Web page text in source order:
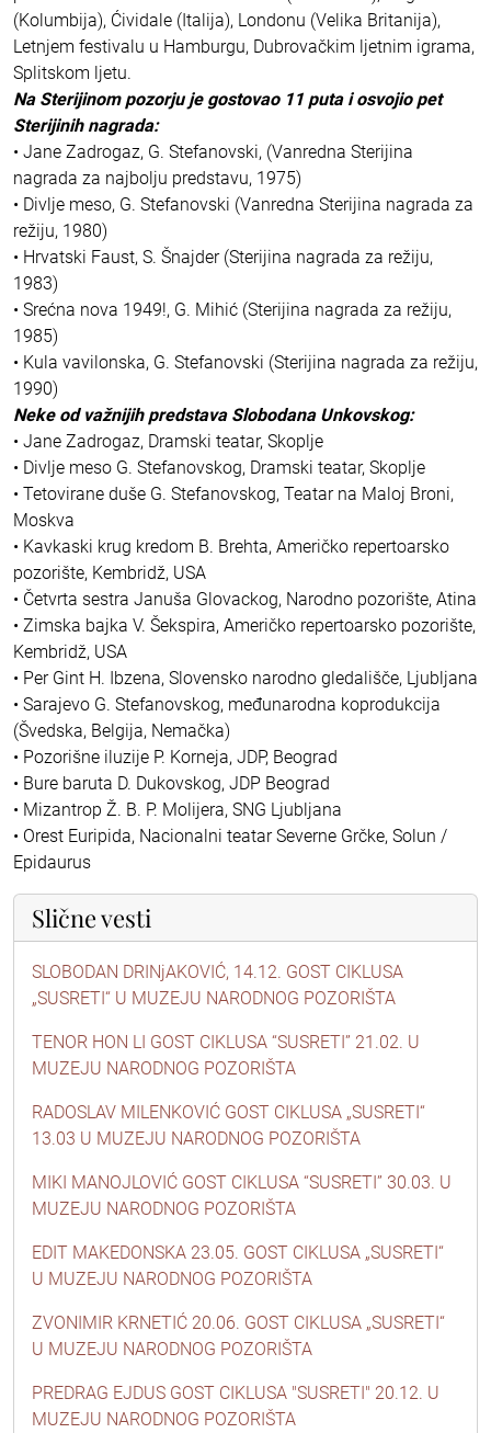
(Kolumbija), Ćividale (Italija), Londonu (Velika Britanija),
Letnjem festivalu u Hamburgu, Dubrovačkim ljetnim igrama,
Splitskom ljetu.
Na Sterijinom pozorju je gostovao 11 puta i osvojio pet
Sterijinih nagrada:
• Jane Zadrogaz, G. Stefanovski, (Vanredna Sterijina
nagrada za najbolju predstavu, 1975)
• Divlje meso, G. Stefanovski (Vanredna Sterijina nagrada za
režiju, 1980)
• Hrvatski Faust, S. Šnajder (Sterijina nagrada za režiju,
1983)
• Srećna nova 1949!, G. Mihić (Sterijina nagrada za režiju,
1985)
• Kula vavilonska, G. Stefanovski (Sterijina nagrada za režiju,
1990)
Neke od važnijih predstava Slobodana Unkovskog:
• Jane Zadrogaz, Dramski teatar, Skoplje
• Divlje meso G. Stefanovskog, Dramski teatar, Skoplje
• Tetovirane duše G. Stefanovskog, Teatar na Maloj Broni,
Moskva
• Kavkaski krug kredom B. Brehta, Američko repertoarsko
pozorište, Kembridž, USA
• Četvrta sestra Januša Glovackog, Narodno pozorište, Atina
• Zimska bajka V. Šekspira, Američko repertoarsko pozorište,
Kembridž, USA
• Per Gint H. Ibzena, Slovensko narodno gledališče, Ljubljana
• Sarajevo G. Stefanovskog, međunarodna koprodukcija
(Švedska, Belgija, Nemačka)
• Pozorišne iluzije P. Korneja, JDP, Beograd
• Bure baruta D. Dukovskog, JDP Beograd
• Mizantrop Ž. B. P. Molijera, SNG Ljubljana
• Orest Euripida, Nacionalni teatar Severne Grčke, Solun /
Epidaurus
Slične vesti
SLOBODAN DRINjAKOVIĆ, 14.12. GOST CIKLUSA
„SUSRETI“ U MUZEJU NARODNOG POZORIŠTA
TENOR HON LI GOST CIKLUSA “SUSRETI” 21.02. U
MUZEJU NARODNOG POZORIŠTA
RADOSLAV MILENKOVIĆ GOST CIKLUSA „SUSRETI“
13.03 U MUZEJU NARODNOG POZORIŠTA
MIKI MANOJLOVIĆ GOST CIKLUSA “SUSRETI” 30.03. U
MUZEJU NARODNOG POZORIŠTA
EDIT MAKEDONSKA 23.05. GOST CIKLUSA „SUSRETI“
U MUZEJU NARODNOG POZORIŠTA
ZVONIMIR KRNETIĆ 20.06. GOST CIKLUSA „SUSRETI“
U MUZEJU NARODNOG POZORIŠTA
PREDRAG EJDUS GOST CIKLUSA "SUSRETI" 20.12. U
MUZEJU NARODNOG POZORIŠTA